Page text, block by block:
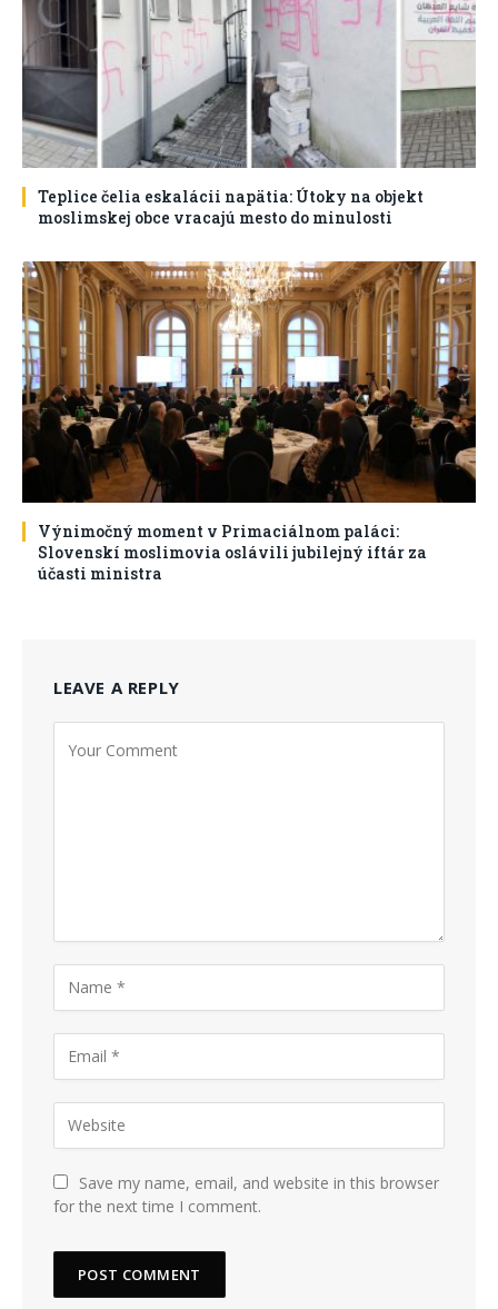
Teplice čelia eskalácii napätia: Útoky na objekt
moslimskej obce vracajú mesto do minulosti
Výnimočný moment v Primaciálnom paláci:
Slovenskí moslimovia oslávili jubilejný iftár za
účasti ministra
LEAVE A REPLY
Save my name, email, and website in this browser
for the next time I comment.